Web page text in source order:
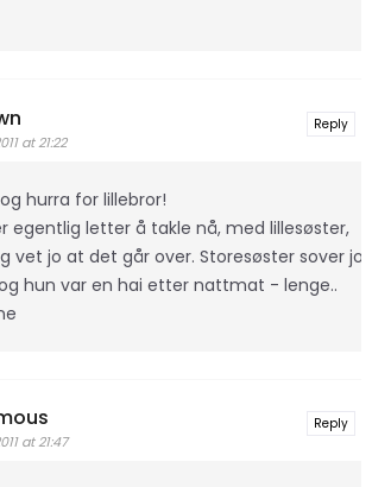
at 21:22
hurra for lillebror!
egentlig letter å takle nå, med lillesøster,
vet jo at det går over. Storesøster sover jo
hun var en hai etter nattmat - lenge..
Reply
at 21:47
Reply